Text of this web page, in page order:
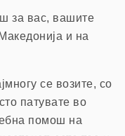
за вас, вашите
и на
се возите, со
патувате во
помош на